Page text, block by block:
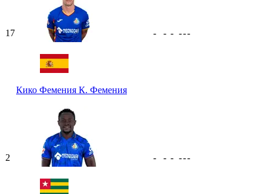
17
Кико Фемения К. Фемения
- - - ---
2 - - - ---